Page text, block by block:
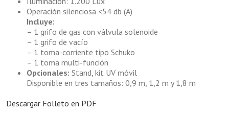
Operación silenciosa <54 db (A)
Incluye:
– 1 grifo de gas con válvula solenoide
– 1 grifo de vacío
– 1 toma-corriente tipo Schuko
– 1 toma multi-función
Opcionales: Stand, kit UV móvil
Disponible en tres tamaños: 0,9 m, 1,2 m y 1,8 m
Descargar Folleto en PDF